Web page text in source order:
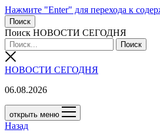
Нажмите "Enter" для перехода к
Поиск
Поиск НОВОСТИ СЕГОДНЯ
НОВОСТИ СЕГОДНЯ
06.08.2026
открыть меню
Назад